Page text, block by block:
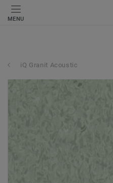
MENU
iQ Granit Acoustic